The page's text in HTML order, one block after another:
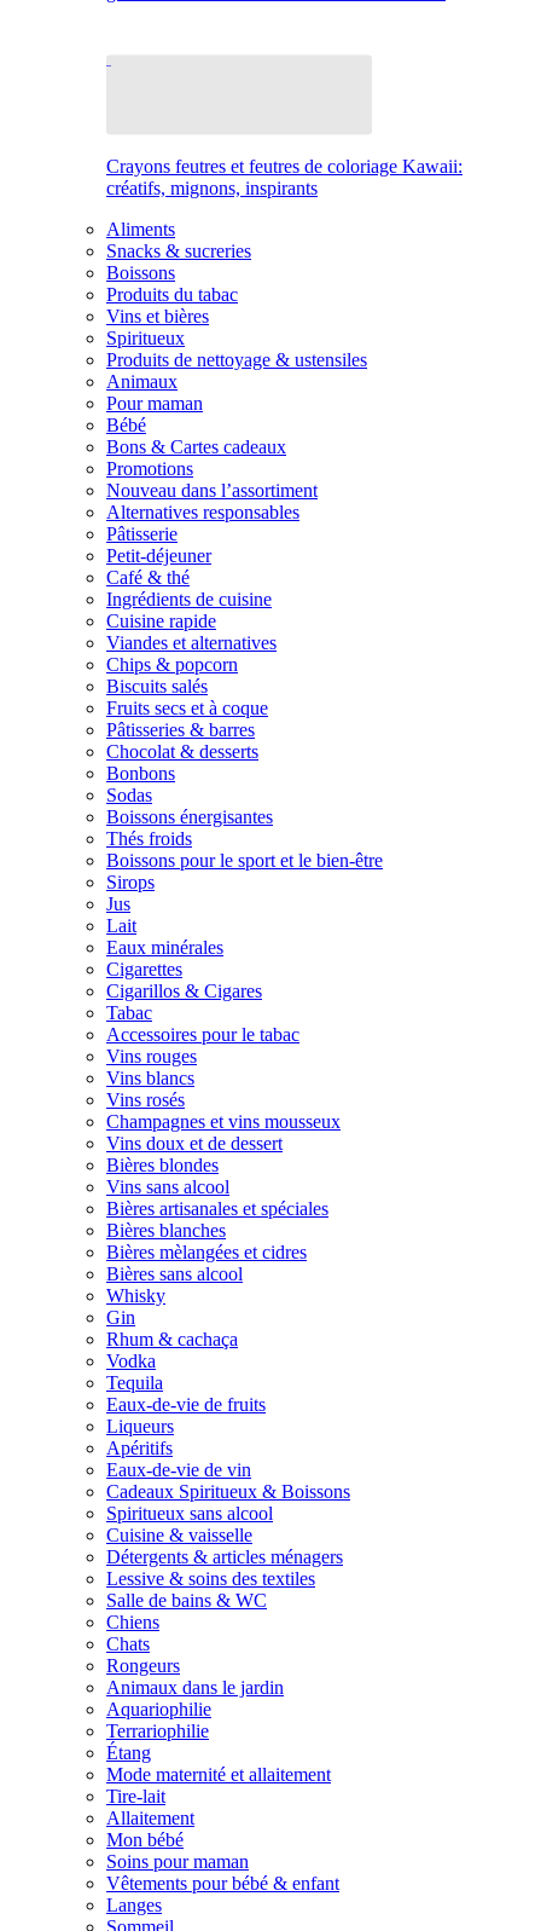
Crayons feutres et feutres de coloriage Kawaii:
créatifs, mignons, inspirants
Aliments
Snacks & sucreries
Boissons
Produits du tabac
Vins et bières
Spiritueux
Produits de nettoyage & ustensiles
Animaux
Pour maman
Bébé
Bons & Cartes cadeaux
Promotions
Nouveau dans l’assortiment
Alternatives responsables
Pâtisserie
Petit-déjeuner
Café & thé
Ingrédients de cuisine
Cuisine rapide
Viandes et alternatives
Chips & popcorn
Biscuits salés
Fruits secs et à coque
Pâtisseries & barres
Chocolat & desserts
Bonbons
Sodas
Boissons énergisantes
Thés froids
Boissons pour le sport et le bien-être
Sirops
Jus
Lait
Eaux minérales
Cigarettes
Cigarillos & Cigares
Tabac
Accessoires pour le tabac
Vins rouges
Vins blancs
Vins rosés
Champagnes et vins mousseux
Vins doux et de dessert
Bières blondes
Vins sans alcool
Bières artisanales et spéciales
Bières blanches
Bières mèlangées et cidres
Bières sans alcool
Whisky
Gin
Rhum & cachaça
Vodka
Tequila
Eaux-de-vie de fruits
Liqueurs
Apéritifs
Eaux-de-vie de vin
Cadeaux Spiritueux & Boissons
Spiritueux sans alcool
Cuisine & vaisselle
Détergents & articles ménagers
Lessive & soins des textiles
Salle de bains & WC
Chiens
Chats
Rongeurs
Animaux dans le jardin
Aquariophilie
Terrariophilie
Étang
Mode maternité et allaitement
Tire-lait
Allaitement
Mon bébé
Soins pour maman
Vêtements pour bébé & enfant
Langes
Sommeil